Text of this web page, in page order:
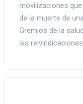
movilizaciones
de la muerte de
Gremios de la
las